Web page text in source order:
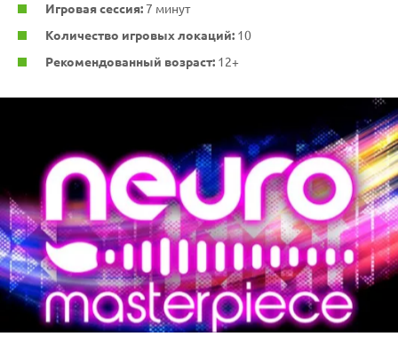
Игровая сессия:7 минут
Количество игровых локаций: 10
Рекомендованный возраст: 12+